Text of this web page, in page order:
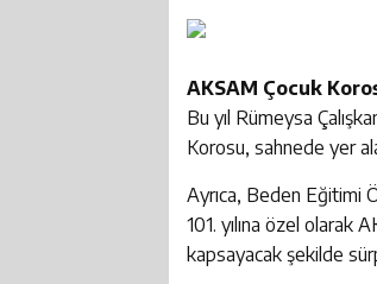
AKSAM Çocuk
Bu yıl Rümeysa
Korosu, sahnede yer
Ayrıca, Beden Eğitimi
101. yılına özel olarak
kapsayacak şekilde